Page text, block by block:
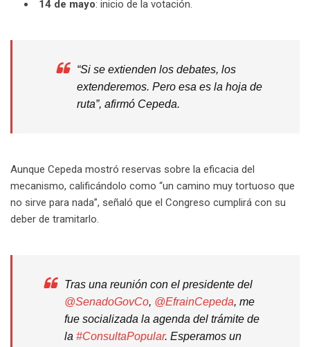
14 de mayo: inicio de la votación.
“Si se extienden los debates, los
extenderemos. Pero esa es la hoja de
ruta”, afirmó Cepeda.
Aunque Cepeda mostró reservas sobre la eficacia del
mecanismo, calificándolo como “un camino muy tortuoso que
no sirve para nada”, señaló que el Congreso cumplirá con su
deber de tramitarlo.
Tras una reunión con el presidente del
@SenadoGovCo, @EfrainCepeda, me
fue socializada la agenda del trámite de
la #ConsultaPopular. Esperamos un